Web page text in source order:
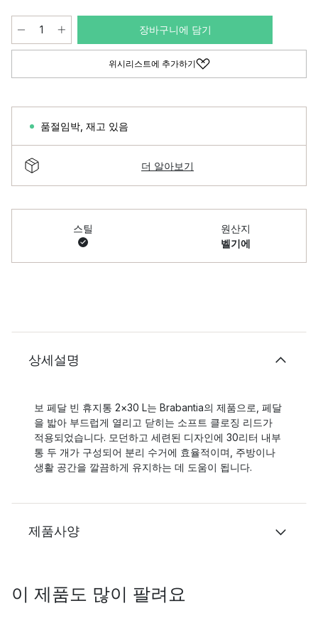
장바구니에 담기
위시리스트에 추가하기
품절임박 재고 있음
더 알아보기
스틸
원산지
벨기에
상세설명
보 페달 빈 휴지통 2×30 L는 Brabantia의 제품으로, 페달
을 밟아 부드럽게 열리고 닫히는 소프트 클로징 리드가
적용되었습니다. 모던하고 세련된 디자인에 30리터 내부
통 두 개가 구성되어 분리 수거에 효율적이며, 주방이나
생활 공간을 깔끔하게 유지하는 데 도움이 됩니다.
제품사양
이 제품도 많이 팔려요